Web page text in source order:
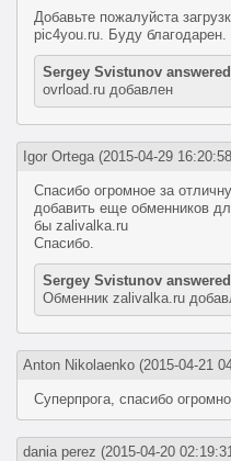
Добавьте пожалуйста
pic4you.ru. Буду благодарен.
Sergey Svistunov
ovrload.ru добавлен
Igor Ortega(2015-04-29
Спасибо огромное за
добавить еще обменников
бы zalivalka.ru
Спасибо.
Sergey Svistunov
Обменник zalivalka.ru
Anton Nikolaenko (2015-04-21
Суперпрога, спасибо
dania perez (2015-04-20